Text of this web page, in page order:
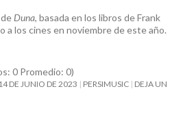
Duna, basada en los libros de Frank
a los cines en noviembre de este año.
0 Promedio: 0)
14 DE JUNIO DE 2023 PERSIMUSIC DEJA UN